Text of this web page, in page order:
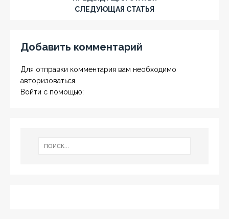
СЛЕДУЮЩАЯ СТАТЬЯ
Добавить комментарий
Для отправки комментария вам необходимо
авторизоваться
Войти с помощью: